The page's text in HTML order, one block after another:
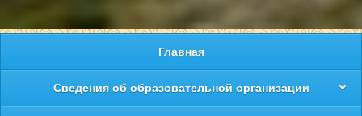
Главная
Сведения об образовательной организации